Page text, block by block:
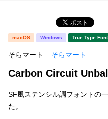
新着一覧
マイページ
タイプフェイス
明朝体
macOS Windows True Type Font
そらマート そらマート
Carbon Circuit
SF風ステンシル調フォントの
た。